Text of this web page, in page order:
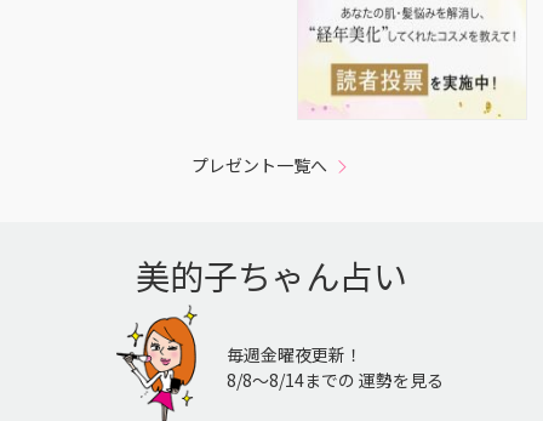
プレゼント一覧へ
美的子ちゃん占い
毎週金曜夜更新！
8/8〜8/14までの 運勢を見る